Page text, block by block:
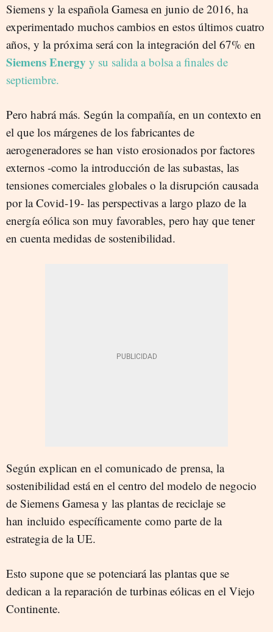
Siemens y la española Gamesa en junio de 2016, ha
experimentado muchos cambios en estos últimos cuatro
años, y la próxima será con la integración del 67% en
Siemens Energy y su salida a bolsa a finales de
septiembre.
Pero habrá más. Según la compañía, en un contexto en
el que los márgenes de los fabricantes de
aerogeneradores se han visto erosionados por factores
externos -como la introducción de las subastas, las
tensiones comerciales globales o la disrupción causada
por la Covid-19- las perspectivas a largo plazo de la
energía eólica son muy favorables, pero hay que tener
en cuenta medidas de sostenibilidad.
Según explican en el comunicado de prensa, la
sostenibilidad está en el centro del modelo de negocio
de Siemens Gamesa y las plantas de reciclaje se
han incluido específicamente como parte de la
estrategia de la UE.
Esto supone que se potenciará las plantas que se
dedican a la reparación de turbinas eólicas en el Viejo
Continente.